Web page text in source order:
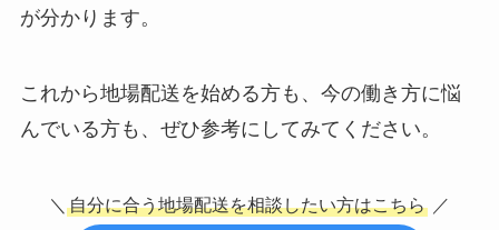
が分かります。
これから地場配送を始める方も、今の働き方に悩
んでいる方も、ぜひ参考にしてみてください。
＼ 自分に合う地場配送を相談したい方はこちら ／